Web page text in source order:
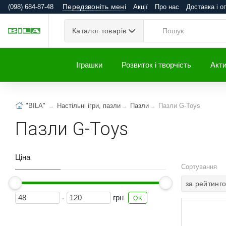
(098) 684-87-48 Передзвоніть мені Акції Про нас Доставка і
Каталог товарів
Іграшки Розвиток і творчість
"BILA" Настільні ігри, пазли Пазли Пазли G-Toys
Пазли G-Toys
Сортування
за
Ціна
- грн OK